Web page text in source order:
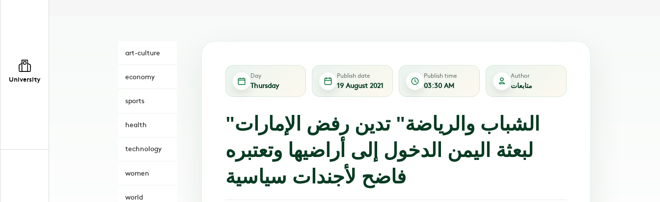
University
art-culture
economy
sports
health
technology
women
world
Day
Thursday
Publish date
19 August 2021
Publish time
03:30 AM
Author
متابعات
"الشباب والرياضة" تدين رفض الإمارات
لبعثة اليمن الدخول إلى أراضيها وتعتبره
فاضح لأجندات سياسية